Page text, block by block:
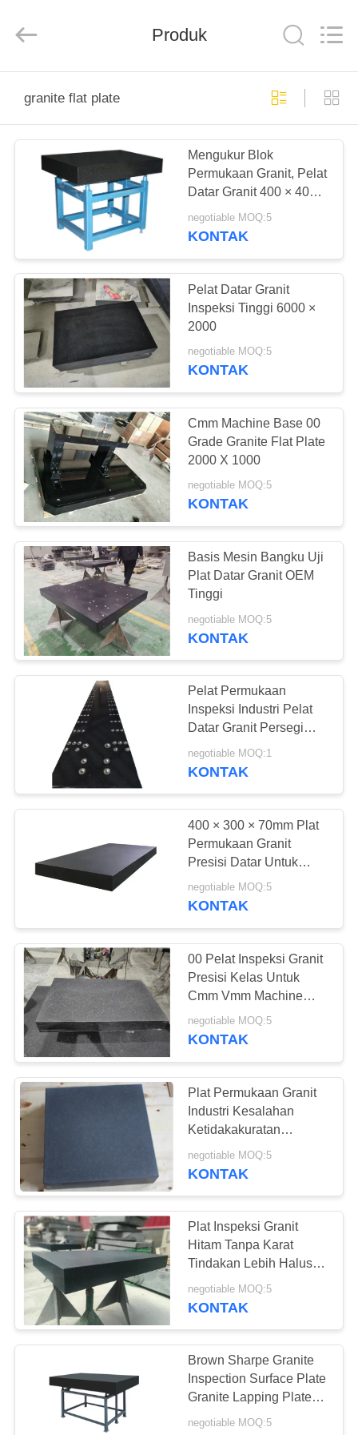
PRODUK
TENTANG
KAMI
TUR
PABRIK
KONTROL
KUALITAS
HUBUNGI
KAMI
BERITA
PERMINTAAN
PENAWARAN
SITEMAP
PRIVACY
Co.,
Reserved.
Produk
granite flat plate
Mengukur Blok
Permukaan Granit, Pelat
Datar Granit 400 × 400 ×
70mm
negotiable MOQ:5
KONTAK
Pelat Datar Granit
Inspeksi Tinggi 6000 ×
2000
negotiable MOQ:5
KONTAK
Cmm Machine Base 00
Grade Granite Flat Plate
2000 X 1000
negotiable MOQ:5
KONTAK
Basis Mesin Bangku Uji
Plat Datar Granit OEM
Tinggi
negotiable MOQ:5
KONTAK
Pelat Permukaan
Inspeksi Industri Pelat
Datar Granit Persegi
Kinerja Tinggi
negotiable MOQ:1
KONTAK
400 × 300 × 70mm Plat
Permukaan Granit
Presisi Datar Untuk
Basis Instrumen
negotiable MOQ:5
KONTAK
00 Pelat Inspeksi Granit
Presisi Kelas Untuk
Cmm Vmm Machine
Tool Base Seri Cdgb
negotiable MOQ:5
KONTAK
Plat Permukaan Granit
Industri Kesalahan
Ketidakakuratan
Rendah Kinerja Stabil
negotiable MOQ:5
KONTAK
Plat Inspeksi Granit
Hitam Tanpa Karat
Tindakan Lebih Halus
1000 X 2000 MM
negotiable MOQ:5
KONTAK
Brown Sharpe Granite
Inspection Surface Plate
Granite Lapping Plate
24x12x3 "
negotiable MOQ:5